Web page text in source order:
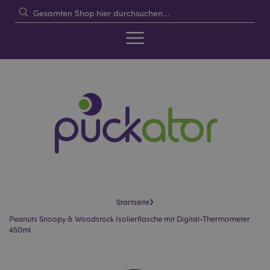
Startseite›
Peanuts Snoopy & Woodstock Isolierflasche mit Digital-Thermometer
450ml